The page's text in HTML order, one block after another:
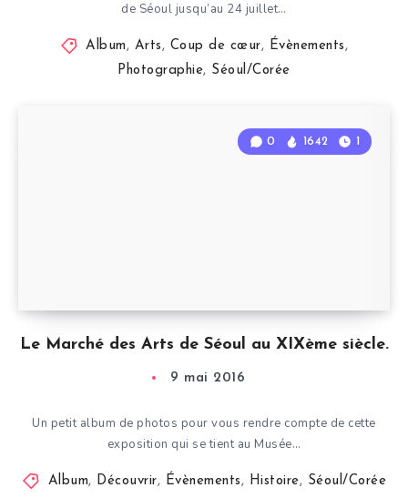
de Séoul jusqu’au 24 juillet…
Album, Arts, Coup de cœur, Évènements,
Photographie, Séoul/Corée
Le Marché des Arts de Séoul au XIXème siècle.
0 1642 1
9 mai 2016
Un petit album de photos pour vous rendre compte de cette
exposition qui se tient au Musée…
Album, Découvrir, Évènements, Histoire, Séoul/Corée